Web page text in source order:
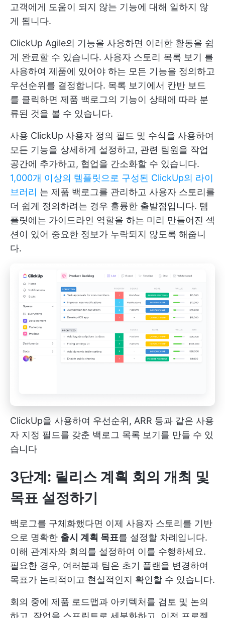
고객에게 도움이 되지 않는 기능에 대해 일하지 않
게 됩니다.
ClickUp Agile의 기능을 사용하면 이러한 활동을 쉽
게 완료할 수 있습니다. 사용자 스토리 목록 보기 를
사용하여 제품에 있어야 하는 모든 기능을 정의하고
우선순위를 결정합니다. 목록 보기에서 칸반 보드
를 클릭하면 제품 백로그의 기능이 상태에 따라 분
류된 것을 볼 수 있습니다.
사용 ClickUp 사용자 정의 필드 및 수식을 사용하여
모든 기능을 상세하게 설정하고, 관련 팀원을 작업
공간에 추가하고, 협업을 간소화할 수 있습니다.
1,000개 이상의 템플릿으로 구성된 ClickUp의 라이
브러리 는 제품 백로그를 관리하고 사용자 스토리를
더 쉽게 정의하려는 경우 훌륭한 출발점입니다. 템
플릿에는 가이드라인 역할을 하는 미리 만들어진 섹
션이 있어 중요한 정보가 누락되지 않도록 해줍니
다.
ClickUp을 사용하여 우선순위, ARR 등과 같은 사용
자 지정 필드를 갖춘 백로그 목록 보기를 만들 수 있
습니다
3단계: 릴리스 계획 회의 개최 및
목표 설정하기
백로그를 구체화했다면 이제 사용자 스토리를 기반
으로 명확한 출시 계획 목표를 설정할 차례입니다.
이해 관계자와 회의를 설정하여 이를 수행하세요.
필요한 경우, 여러분과 팀은 초기 플랜을 변경하여
목표가 논리적이고 현실적인지 확인할 수 있습니다.
회의 중에 제품 로드맵과 아키텍처를 검토 및 논의
하고, 작업을 스프린트로 세분화하고, 이전 프로젝